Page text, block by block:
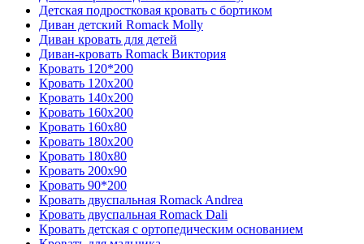
Детская подростковая кровать с бортиком
Диван детский Romack Molly
Диван кровать для детей
Диван-кровать Romack Виктория
Кровать 120*200
Кровать 120x200
Кровать 140x200
Кровать 160x200
Кровать 160x80
Кровать 180x200
Кровать 180x80
Кровать 200x90
Кровать 90*200
Кровать двуспальная Romack Andrea
Кровать двуспальная Romack Dali
Кровать детская с ортопедическим основанием